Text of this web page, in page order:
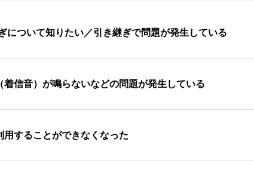
について知りたい／引き継ぎで問題が発生している
信音）が鳴らないなどの問題が発生している
することができなくなった